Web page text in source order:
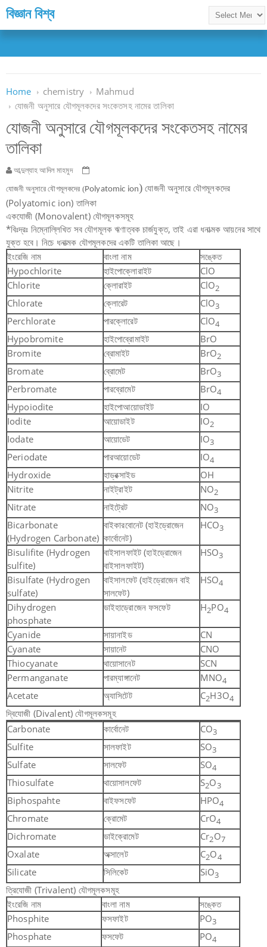
বিজ্ঞান বিশ্ব
Home chemistry
Mahmud
যোজনী অনুসারে যৌগমূলকদের সংকেতসহ নামের তালিকা
যোজনী অনুসারে যৌগমূলকদের সংকেতসহ নামের
তালিকা
আব্দুল্যাহ আদিল মাহমুদ
যোজনী অনুসারে যৌগমূলকদের (Polyatomic ion) যোজনী অনুসারে যৌগমূলকদের
(Polyatomic ion) তালিকা
একযোজী (Monovalent) যৌগমূলকসমূহ
*বিঃদ্রঃ নিম্নোল্লিখিত সব যৌগমূলক ঋণাত্বক চার্জযুক্ত, তাই এরা ধনাত্মক আয়নের সাথে
যুক্ত হবে। নিচে ধনাত্মক যৌগমূলকদের একটি তালিকা আছে।
ইংরেজি নাম
বাংলা নাম
সঙ্কেত
Hypochlorite
হাইপোক্লোরাইট
ClO
Chlorite
ক্লোরাইট ClO2
Chlorate ক্লোরেট ClO3
Perchlorate পারক্লোরেট ClO4
Hypobromite হাইপোব্রোমাইট
BrO
Bromite
ব্রোমাইট BrO2
Bromate ব্রোমেট BrO3
Perbromate পারব্রোমেট BrO4
Hypoiodite হাইপোআয়োডাইট
IO
Iodite
আয়োডাইট IO2
Iodate আয়োডেট IO3
Periodate পারআয়োডেট IO4
Hydroxide হাড্রক্সাইড
OH
Nitrite
নাইট্রাইট NO2
Nitrate নাইট্রেট NO3
Bicarbonate
(Hydrogen Carbonate)
বাইকারবোনেট (হাইড্রোজেন
কার্বোনেট)
HCO3
Bisulifite (Hydrogen
sulfite)
বাইসালফাইট (হাইড্রোজেন
বাইসালফাইট)
HSO3
Bisulfate (Hydrogen
sulfate)
বাইসালফেট (হাইড্রোজেন বাই
সালফেট)
HSO4
Dihydrogen
phosphate
ডাইহাড্রোজেন ফসফেট H2PO4
Cyanide সায়ানাইড
CN
Cyanate
সায়ানেট
CNO
Thiocyanate
থায়োসানেট
SCN
Permanganate
পারম্যাঙ্গানেট MNO4
Acetate অ্যাসিটেট C2H3O4
দ্বিযোজী (Divalent) যৌগমূলকসমূহ
Carbonate
কার্বোনেট CO3
Sulfite সালফাইট SO3
Sulfate সালফেট SO4
Thiosulfate থায়োসালফেট S2O3
Biphospahte বাইফসফেট HPO4
Chromate ক্রোমেট CrO4
Dichromate ডাইক্রোমেট Cr2O7
Oxalate অক্সালেট C2O4
Silicate সিলিকেট SiO3
ত্রিযোজী (Trivalent) যৌগমূলকসমূহ
ইংরেজি নাম
বাংলা নাম
সঙ্কেত
Phosphite
ফসফাইট PO3
Phosphate ফসফেট PO4